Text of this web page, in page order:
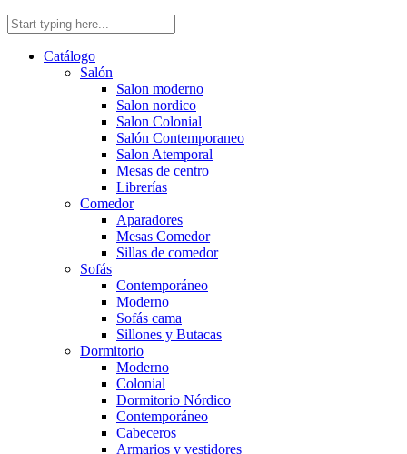
Catálogo
Salón
Salon moderno
Salon nordico
Salon Colonial
Salón Contemporaneo
Salon Atemporal
Mesas de centro
Librerías
Comedor
Aparadores
Mesas Comedor
Sillas de comedor
Sofás
Contemporáneo
Moderno
Sofás cama
Sillones y Butacas
Dormitorio
Moderno
Colonial
Dormitorio Nórdico
Contemporáneo
Cabeceros
Armarios y vestidores